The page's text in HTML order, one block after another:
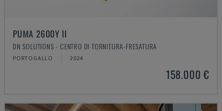
PUMA 2600Y II
DN SOLUTIONS - CENTRO DI TORNITURA-FRESATURA
PORTOGALLO 2024
158.000 €